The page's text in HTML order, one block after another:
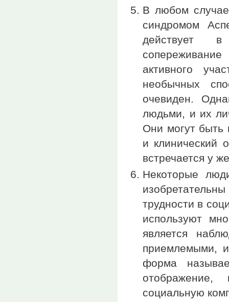
В любом случае
синдромом
действует в
активного
необычных
очевиден.
людьми, и их
Они могут быть
и клинический
встречается у
Некоторые
трудности в
используют
является
приемлемыми,
форма
отображение,
социальную